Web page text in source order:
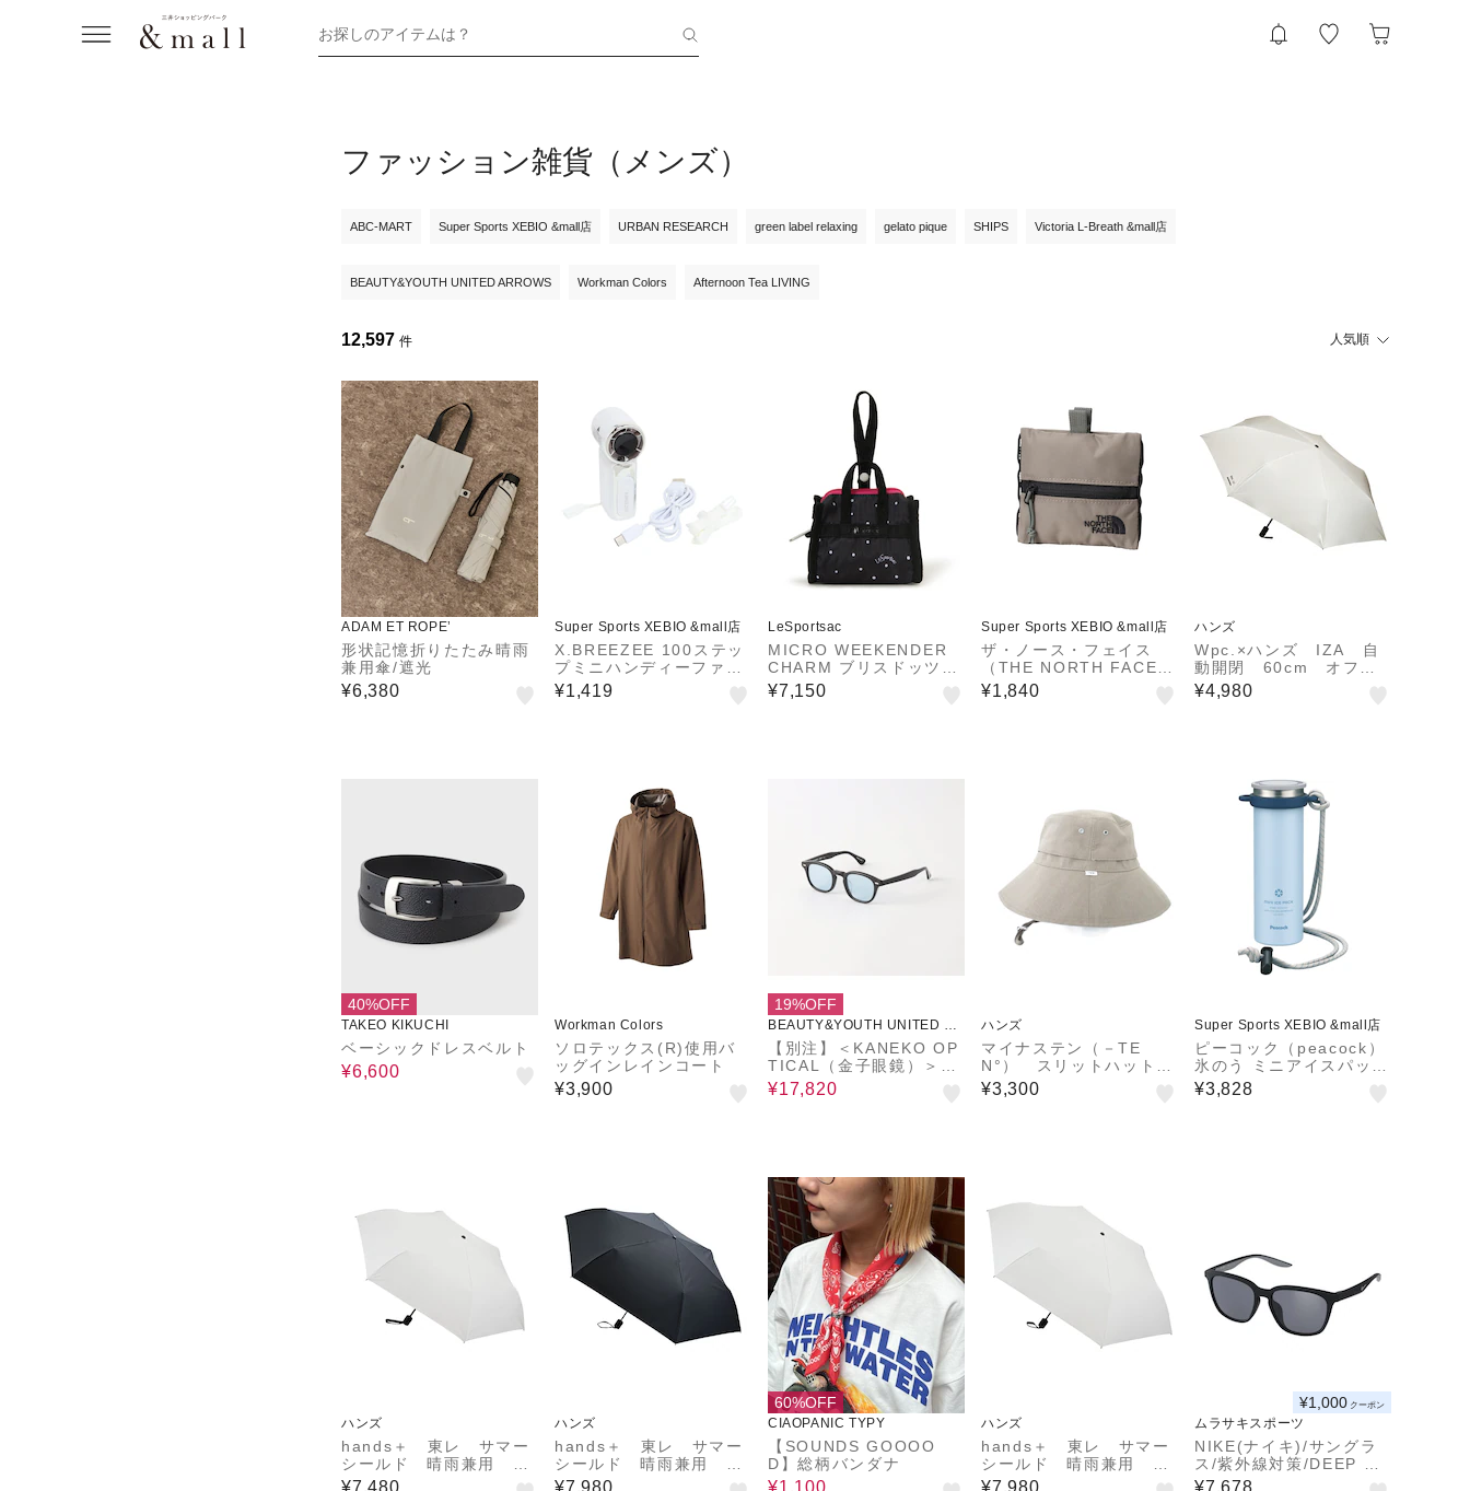
お探しのアイテムは？
ファッション雑貨（メンズ）
ABC-MART Super Sports XEBIO &mall店 URBAN RESEARCH green label relaxing gelato pique SHIPS Victoria L-Breath &mall店
BEAUTY&YOUTH UNITED ARROWS Workman Colors Afternoon Tea LIVING
12,597 件 人気順
ADAM ET ROPE’
形状記憶折りたたみ晴雨
兼用傘/遮光
¥6,380
Super Sports XEBIO &mall店
X.BREEZEE 100ステッ
プミニハンディーファン
HDL-3946
¥1,419
LeSportsac
MICRO WEEKENDER
CHARM ブリスドッツA
CC PK
¥7,150
Super Sports XEBIO &mall店
ザ・ノース・フェイス
（THE NORTH FACE）
ポーチ ビルビーフラット
ポーチS ブラウン NN22
¥1,840
ハンズ
Wpc.×ハンズ IZA 自
動開閉 60cm オフホ
ワイト
¥4,980
40%OFF
TAKEO KIKUCHI
ベーシックドレスベルト
¥6,600
Workman Colors
ソロテックス(R)使用バ
ッグインレインコート
¥3,900
19%OFF
BEAUTY&YOUTH UNITED AR
ROWS
【別注】＜KANEKO OP
TICAL（金子眼鏡）＞Jo
hn ジョン サングラス
¥17,820
ハンズ
マイナステン（－TE
N°） スリットハット
2131407 ブラウン
¥3,300
Super Sports XEBIO &mall店
ピーコック（peacock）
氷のう ミニアイスパック
ショルダータイプ 青 AB
B-F15 IBLU 氷嚢 ネッ
¥3,828
ハンズ
hands＋ 東レ サマー
シールド 晴雨兼用 風
に強い折りたたみ傘 55
¥7,480
ハンズ
hands＋ 東レ サマー
シールド 晴雨兼用 風
に強い折りたたみ傘 60
¥7,980
60%OFF
CIAOPANIC TYPY
【SOUNDS GOOOO
D】総柄バンダナ
¥1,100
ハンズ
hands＋ 東レ サマー
シールド 晴雨兼用 風
に強い折りたたみ傘 60
¥7,980
¥1,000 クーポン
ムラサキスポーツ
NIKE(ナイキ)/サングラ
ス/紫外線対策/DEEP WA
VE AF/DQ4553/ユニセ
¥7,678